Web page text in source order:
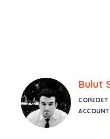
Bulut
COREDET